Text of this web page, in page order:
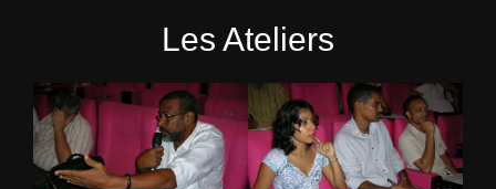
Les Ateliers